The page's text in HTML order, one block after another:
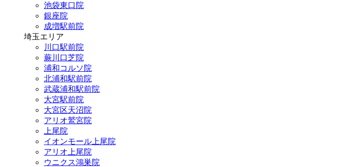
池袋東口院
銀座院
成増駅前院
埼玉エリア
川口駅前院
蕨川口芝院
浦和コルソ院
北浦和駅前院
武蔵浦和駅前院
大宮駅前院
大宮区天沼院
アリオ鷲宮院
上尾院
イオンモール上尾院
アリオ上尾院
ウニクス鴻巣院